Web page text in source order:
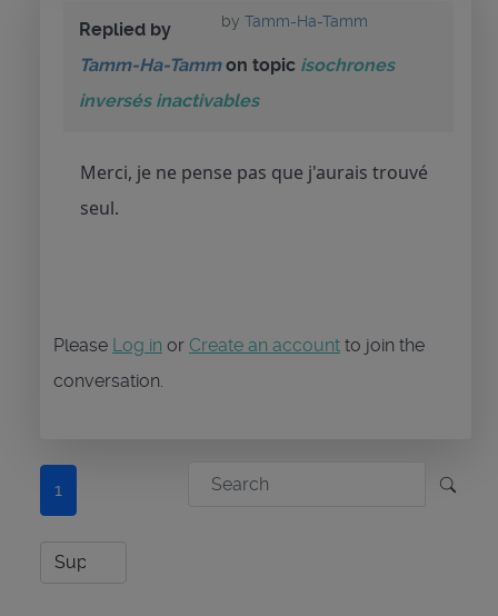
by Tamm-Ha-Tamm
Replied by
Tamm-Ha-Tammon topic isochrones
inversés inactivables
Merci, je ne pense pas que j'aurais trouvé
seul.
Please Log in or Create an account to join the
conversation.
1